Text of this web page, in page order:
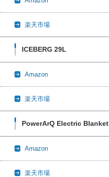
楽天市場
ICEBERG 29L
Amazon
楽天市場
PowerArQ Electric Blanket
Amazon
楽天市場